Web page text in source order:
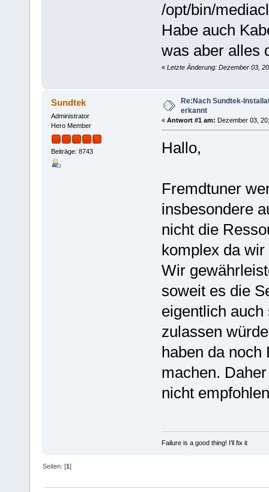
/opt/bin/
Habe auch
was aber alles
« Letzte Änderung: Dezember 03,
Sundtek
Administrator
Hero Member
Beiträge: 8743
Re:Nach Sundtek-
erkannt
« Antwort #1 am: Dezember 03,
Hallo,
Fremdtuner
insbesondere
nicht die
komplex da
Wir
soweit es die
eigentlich
zulassen
haben da noch
machen.
nicht
Failure is a good thing! I'll fix it
Seiten: [1]